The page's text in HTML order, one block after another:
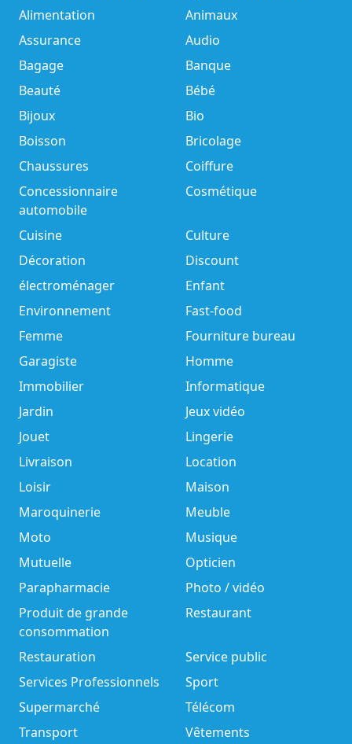
Alimentation
Animaux
Assurance
Audio
Bagage
Banque
Beauté
Bébé
Bijoux
Bio
Boisson
Bricolage
Chaussures
Coiffure
Concessionnaire
automobile
Cosmétique
Cuisine
Culture
Décoration
Discount
électroménager
Enfant
Environnement
Fast-food
Femme
Fourniture bureau
Garagiste
Homme
Immobilier
Informatique
Jardin
Jeux vidéo
Jouet
Lingerie
Livraison
Location
Loisir
Maison
Maroquinerie
Meuble
Moto
Musique
Mutuelle
Opticien
Parapharmacie
Photo / vidéo
Produit de grande
consommation
Restaurant
Restauration
Service public
Services Professionnels
Sport
Supermarché
Télécom
Transport
Vêtements